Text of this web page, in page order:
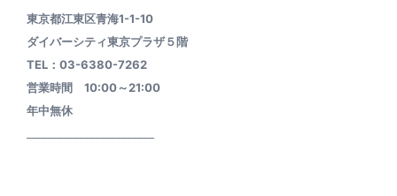
東京都江東区青海1-1-10
ダイバーシティ東京プラザ５階
TEL：03-6380-7262
営業時間 10:00～21:00
年中無休